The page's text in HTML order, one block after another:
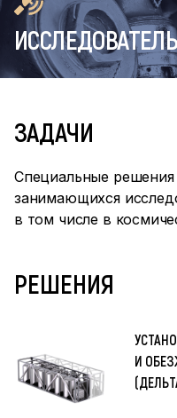
ЗАДАЧИ
Специальные
занимающихся
в том числе в
РЕШЕНИЯ
И